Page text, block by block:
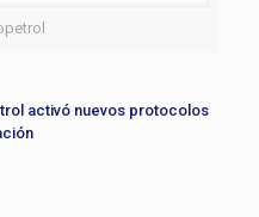
activó nuevos protocolos